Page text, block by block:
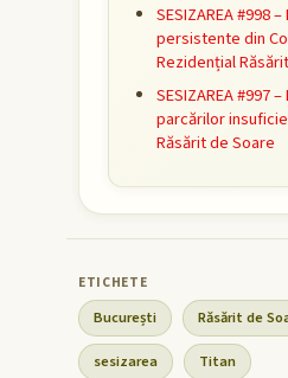
SESIZAREA #998
persistente din
Rezidențial
SESIZAREA #997
parcărilor
Răsărit de Soare
București Răsărit de
sesizarea Titan